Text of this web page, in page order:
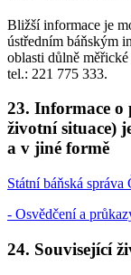
Bližší informace je
ústředním báňským
oblasti důlně
tel.: 221 775 333.
23. Informace o
životní situace)
a v jiné formě
Státní báňská
- Osvědčení a
24. Související